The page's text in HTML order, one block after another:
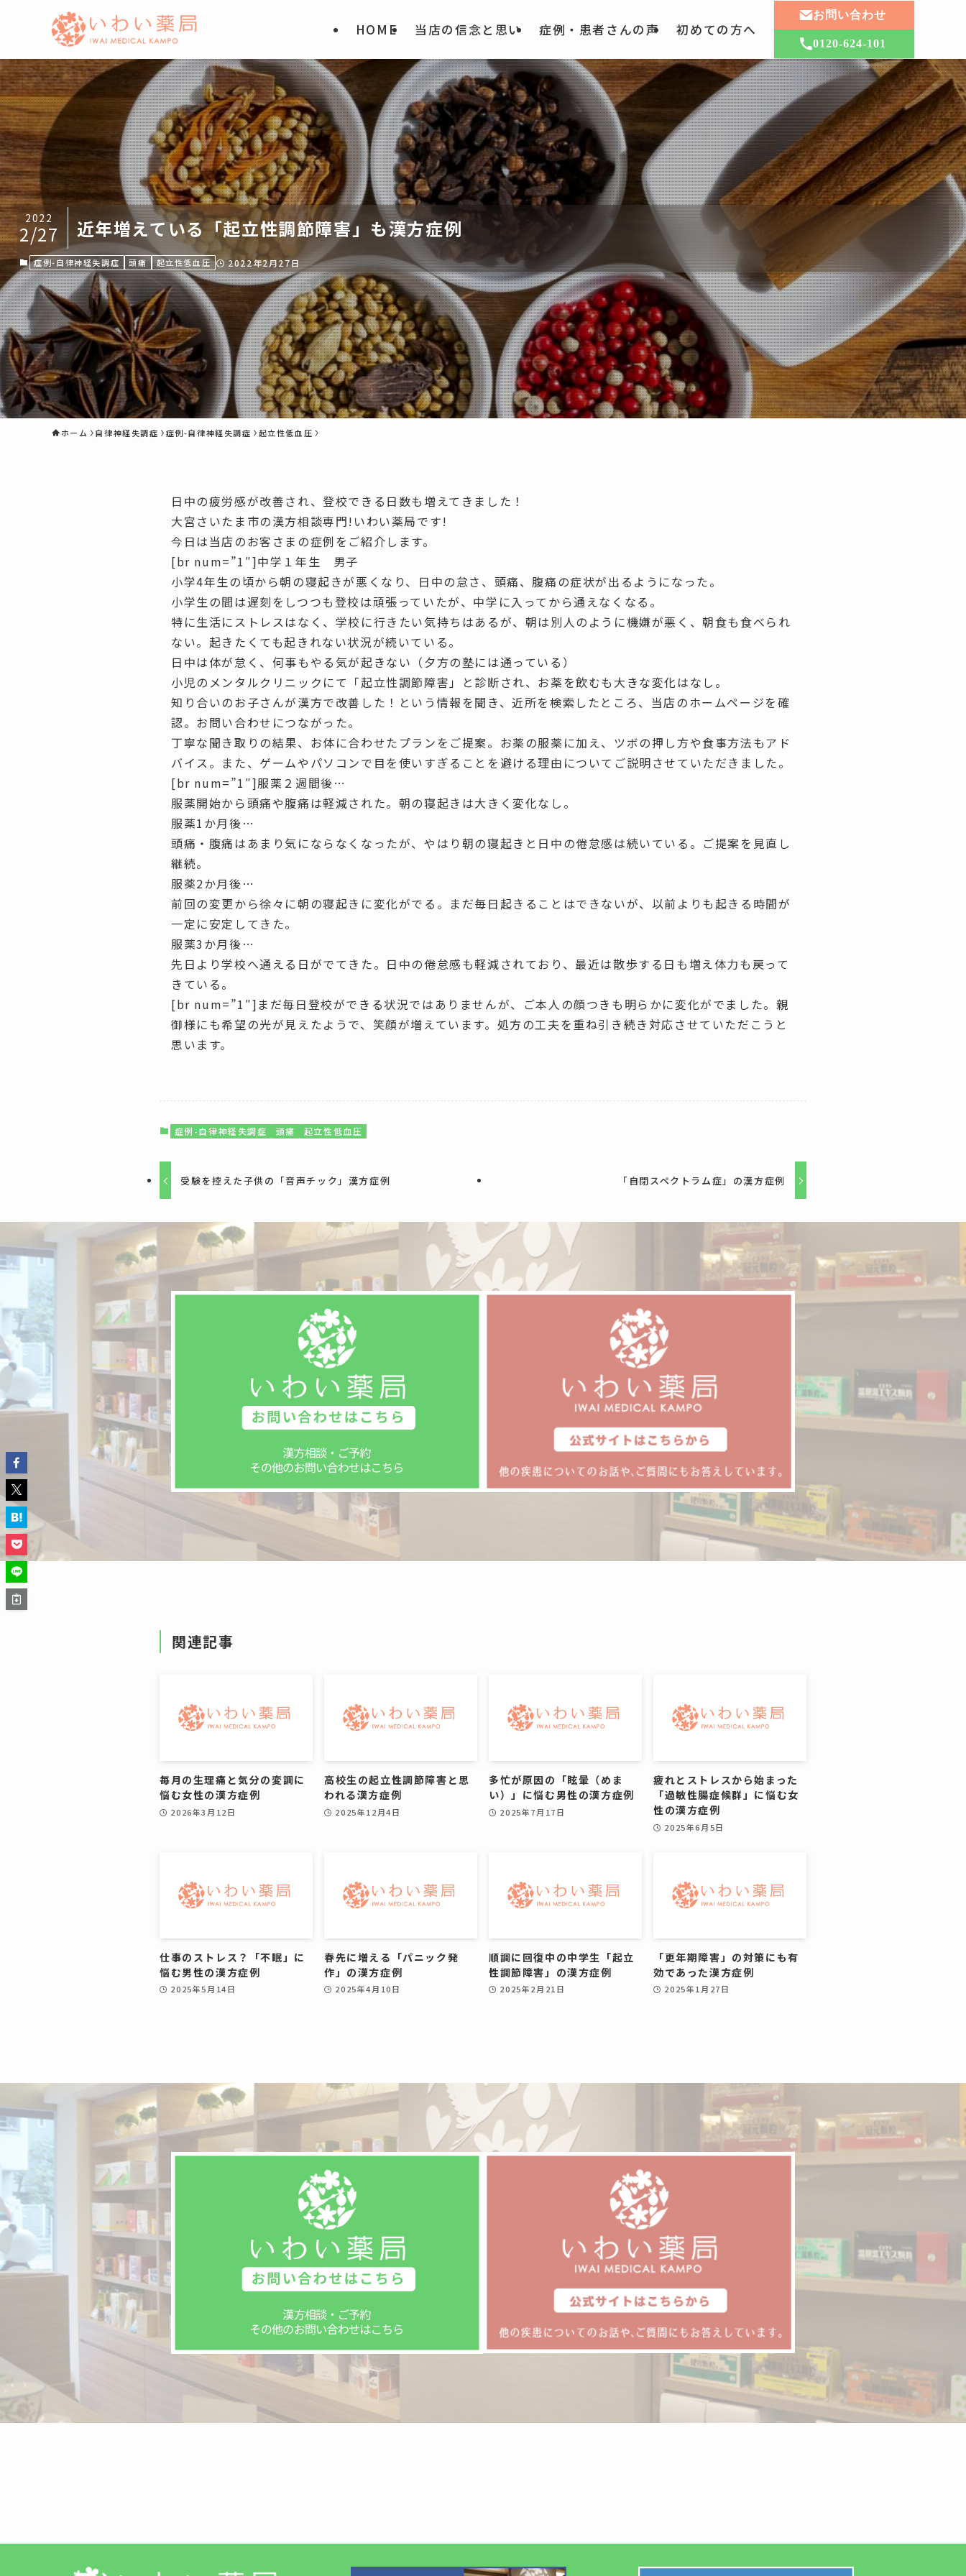
HOME 当店の信念と思い 症例・患者さんの声 初めての方へ
お問い合わせ
0120-624-101
近年増えている「起立性調節障害」も漢方症例
2022
2/27
症例-自律神経失調症 頭痛 起立性低血圧 2022年2月27日
ホーム 自律神経失調症 症例-自律神経失調症 起立性低血圧
日中の疲労感が改善され、登校できる日数も増えてきました！
大宮さいたま市の漢方相談専門!いわい薬局です!
今日は当店のお客さまの症例をご紹介します。
[br num=”1″]中学１年生 男子
小学4年生の頃から朝の寝起きが悪くなり、日中の怠さ、頭痛、腹痛の症状が出るようになった。
小学生の間は遅刻をしつつも登校は頑張っていたが、中学に入ってから通えなくなる。
特に生活にストレスはなく、学校に行きたい気持ちはあるが、 朝は別人のように機嫌が悪く、朝食も食べられ
ない。起きたくても起きれない状況が続いている。
日中は体が怠く、何事もやる気が起きない （夕方の塾には通っている）
小児のメンタルクリニックにて 「起立性調節障害」
と診断され、お薬を飲むも大きな変化はなし。
知り合いのお子さんが漢方で改善した！という情報を聞き、近所を検索したところ、当店のホームページを確
認。お問い合わせにつながった。
丁寧な聞き取りの結果、お体に合わせたプランをご提案。お薬の服薬に加え、ツボの押し方や食事方法もアド
バイス。また、ゲームやパソコンで目を使いすぎることを避ける理由についてご説明させていただきました。
[br num=”1″]服薬２週間後…
服薬開始から頭痛や腹痛は軽減された。朝の寝起きは大きく変化なし。
服薬1か月後…
頭痛・腹痛はあまり気にならなくなったが、やはり朝の寝起きと日中の倦怠感は続いている。ご提案を見直し
継続。
服薬2か月後…
前回の変更から徐々に朝の寝起きに変化がでる。まだ毎日起きることはできないが、以前よりも起きる時間が
一定に安定してきた。
服薬3か月後…
先日より学校へ通える日がでてきた。日中の倦怠感も軽減されており、最近は散歩する日も増え体力も戻って
きている。
[br num=”1″]まだ毎日登校ができる状況ではありませんが、ご本人の顔つきも明らかに変化がでました。親
御様にも希望の光が見えたようで、笑顔が増えています。処方の工夫を重ね引き続き対応させていただこうと
思います。
症例-自律神経失調症 頭痛 起立性低血圧
受験を控えた子供の「音声チック」漢方症例 「自閉スペクトラム症」の漢方症例
関連記事
毎月の生理痛と気分の変調に
悩む女性の漢方症例
2026年3月12日
高校生の起立性調節障害と思
われる漢方症例
2025年12月4日
多忙が原因の「眩暈（めま
い）」に悩む男性の漢方症例
2025年7月17日
疲れとストレスから始まった
「過敏性腸症候群」に悩む女
性の漢方症例
2025年6月5日
仕事のストレス？「不眠」に
悩む男性の漢方症例
2025年5月14日
春先に増える「パニック発
作」の漢方症例
2025年4月10日
順調に回復中の中学生「起立
性調節障害」の漢方症例
2025年2月21日
「更年期障害」の対策にも有
効であった漢方症例
2025年1月27日